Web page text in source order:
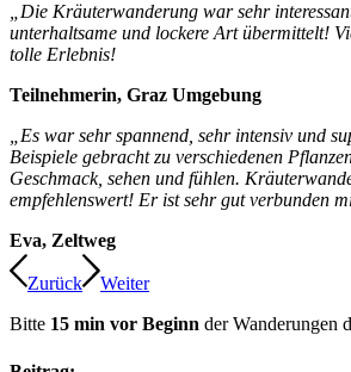
„Die Kräuterwanderung war sehr
unterhaltsame und lockere Art übermittelt!
tolle Erlebnis!
Teilnehmerin, Graz Umgebung
„Es war sehr spannend, sehr intensiv und
Beispiele gebracht zu verschiedenen
Geschmack, sehen und fühlen.
empfehlenswert! Er ist sehr gut verbunden
Eva, Zeltweg
Zurück
Weiter
Bitte 15 min vor Beginn der Wanderungen